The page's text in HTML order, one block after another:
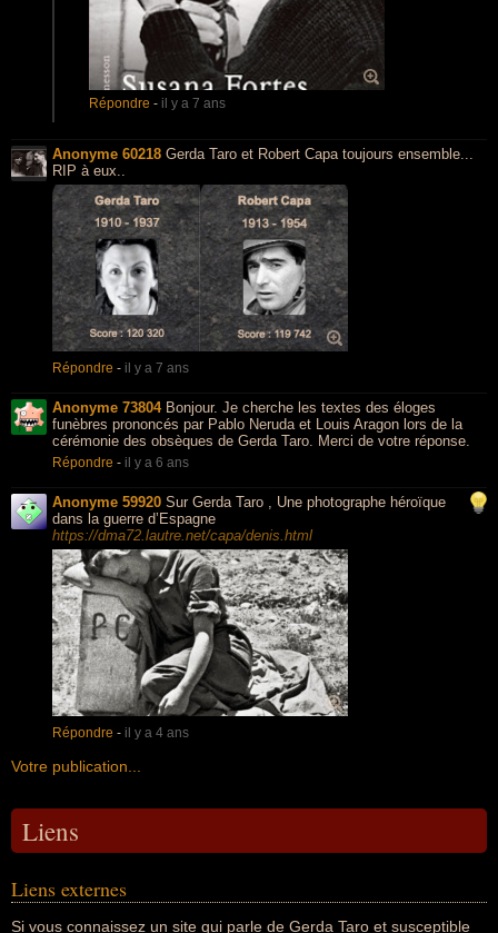
Répondre - il y a 7 ans
Anonyme 60218 Gerda Taro et Robert Capa toujours ensemble...
RIP à eux..
Répondre - il y a 7 ans
Anonyme 73804Bonjour. Je cherche les textes des éloges
funèbres prononcés par Pablo Neruda et Louis Aragon lors de la
cérémonie des obsèques de Gerda Taro. Merci de votre réponse.
Répondre - il y a 6 ans
Anonyme 59920 Sur Gerda Taro , Une photographe héroïque
dans la guerre d’Espagne
https://dma72.lautre.net/capa/denis.html
Répondre - il y a 4 ans
Votre publication...
Liens
Liens externes
Si vous connaissez un site qui parle de Gerda Taro et susceptible